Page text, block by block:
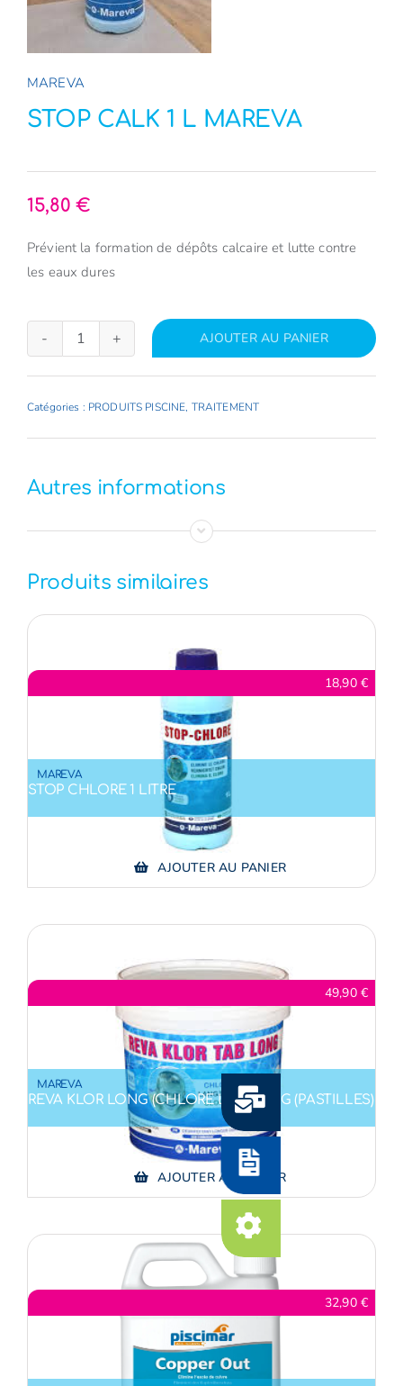
NOUVEAU
MAREVA
STOP CALK 1 L MAREVA
15,80€
Prévient la formation de dépôts calcaire et lutte contre
les eaux dures
quantité
de
STOP
L
AJOUTER AU PANIER
Catégories : PRODUITS PISCINE, TRAITEMENT
Autres informations
Produits similaires
18,90 €
MAREVA
STOP CHLORE 1 LITRE
AJOUTER AU PANIER
49,90 €
MAREVA
REVA KLOR LONG (CHLORE LENT) 5 KG (PASTILLES)
AJOUTER AU PANIER
32,90 €
CONTACT
INTERVENTION